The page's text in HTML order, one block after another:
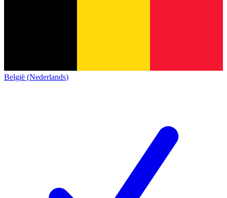
België (Nederlands)